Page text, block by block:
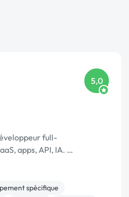
5,0
full-
apps, API, IA. …
spécifique